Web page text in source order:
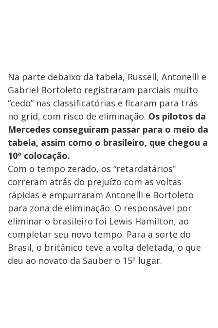
Na parte debaixo da tabela, Russell, Antonelli e
Gabriel Bortoleto registraram parciais muito
“cedo” nas classificatórias e ficaram para trás
no grid, com risco de eliminação. Os pilotos da
Mercedes conseguiram passar para o meio da
tabela, assim como o brasileiro, que chegou a
10ª colocação.
Com o tempo zerado, os “retardatários”
correram atrás do prejuízo com as voltas
rápidas e empurraram Antonelli e Bortoleto
para zona de eliminação. O responsável por
eliminar o brasileiro foi Lewis Hamilton, ao
completar seu novo tempo. Para a sorte do
Brasil, o britânico teve a volta deletada, o que
deu ao novato da Sauber o 15º lugar.